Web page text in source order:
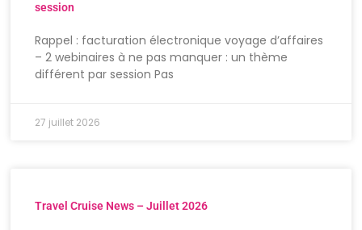
session
Rappel : facturation électronique voyage d’affaires
– 2 webinaires à ne pas manquer : un thème
différent par session Pas
27 juillet 2026
Travel Cruise News – Juillet 2026